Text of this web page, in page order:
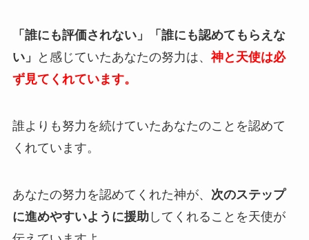
「誰にも評価されない」「誰にも認めてもらえな
い」
と感じていたあなたの努力は、 神と天使は必
ず見てくれています。
誰よりも努力を続けていたあなたのことを認めて
くれています。
あなたの努力を認めてくれた神が、 次のステップ
に進めやすいように援助してくれることを天使が